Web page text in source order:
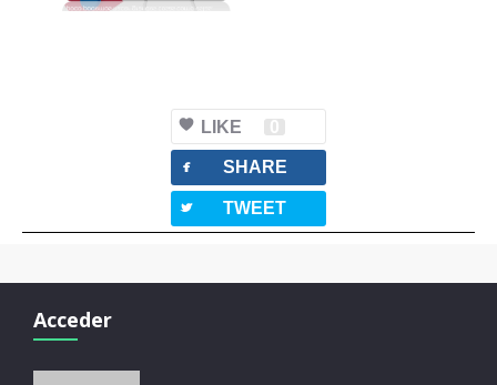
LIKE 0
facebook SHARE
twitterbird TWEET
Acceder